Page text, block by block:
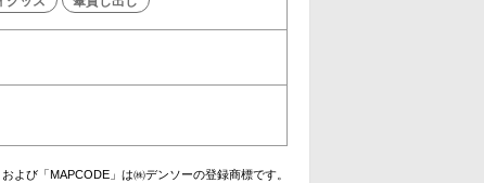
および「MAPCODE」は㈱デンソーの登録商標です。